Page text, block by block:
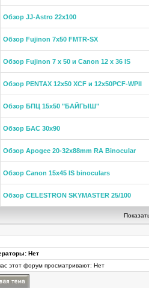
Обзор JJ-Astro 22х100
Обзор Fujinon 7x50 FMTR-SX
Обзор Fujinon 7 x 50 и Canon 12 x 36 IS
Обзор PENTAX 12x50 XCF и 12х50PCF-WPII
Обзор БПЦ 15х50 "БАЙГЫШ"
Обзор БАС 30х90
Обзор Apogee 20-32x88mm RA Binocular
Обзор Canon 15x45 IS binoculars
Обзор CELESTRON SKYMASTER 25/100
Нет
этот форум просматривают: Нет